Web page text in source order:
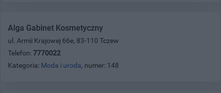
Alga Gabinet Kosmetyczny
ul. Armii Krajowej 66e, 83-110 Tczew
Telefon: 7770022
Kategoria: Moda i uroda, numer: 148